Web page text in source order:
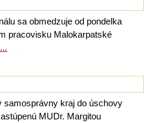
sa obmedzuje od pondelka
pracovisku Malokarpatské
samosprávny kraj do úschovy
MUDr. Margitou